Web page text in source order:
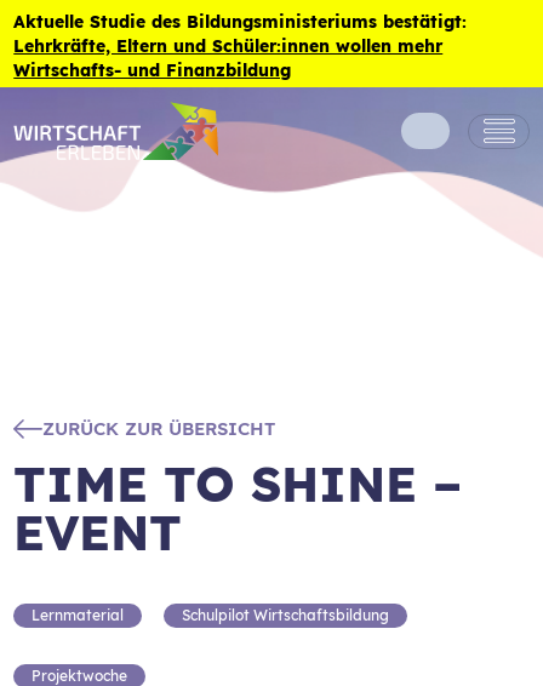
Zum Inhalt der Seite springen
Aktuelle Studie des Bildungsministeriums bestätigt:
Lehrkräfte, Eltern und Schüler:innen wollen mehr
Wirtschafts- und Finanzbildung
ZURÜCK ZUR ÜBERSICHT
TIME TO SHINE –
EVENT
Lernmaterial Schulpilot Wirtschaftsbildung
Projektwoche